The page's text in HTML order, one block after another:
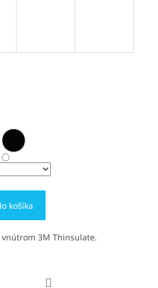
košíka
3M Thinsulate.